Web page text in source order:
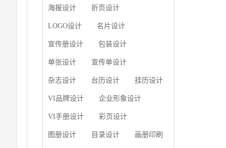
片的能力;设计人员高水
作软件，深谙画册设...
使用产品画册来进行市
设计就应该更多的重视
一个成功的高档产品画
司的企业精神、核心理
海报设计 折页设计
LOGO设计 名片设计
宣传册设计 包装设计
单张设计 宣传单设计
杂志设计 台历设计 挂历设计
VI品牌设计 企业形象设计
VI手册设计 彩页设计
图册设计 目录设计 画册印刷